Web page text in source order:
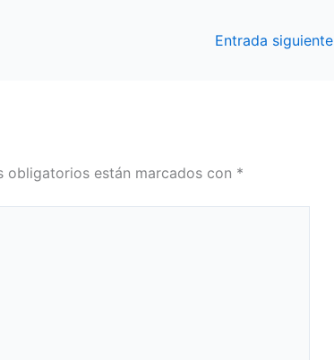
Entrada siguiente
obligatorios están marcados con *